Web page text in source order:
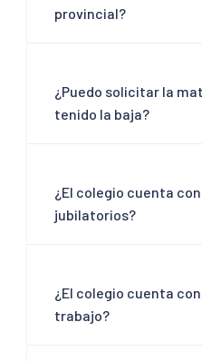
provincial?
¿Puedo solicitar la
tenido la baja?
¿El colegio cuenta
jubilatorios?
¿El colegio cuenta
trabajo?